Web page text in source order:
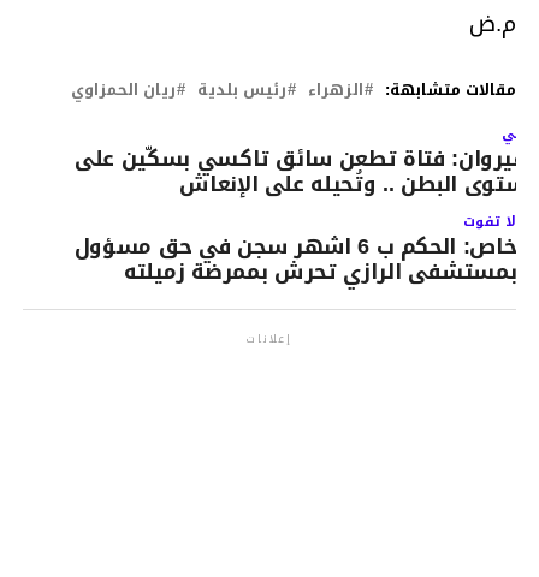
م.ض
مقالات متشابهة: الزهراء رئيس بلدية ريان الحمزاوي
فتاة تطعن سائق تاكسي بسكّين على
البطن .. وتُحيله على الإنعاش
لا تفوت
خاص: الحكم ب 6 اشهر سجن في حق مسؤول
بمستشفى الرازي تحرش بممرضة زميلته
إعلانات